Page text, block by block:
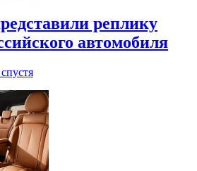
реплику
автомобиля